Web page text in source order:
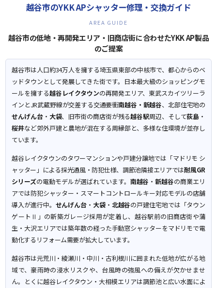
越谷市のYKK APシャッター修理・交換ガイド
AREA GUIDE
越谷市の低地・再開発エリア・旧商店街に合わせたYKK AP製品
のご提案
越谷市は人口約34万人を擁する埼玉県東部の中核市で、都心からのベ
ッドタウンとして発展してきた街です。日本最大級のショッピングモ
ールを擁する越谷レイクタウンの再開発エリア、東武スカイツリーラ
インとJR武蔵野線が交差する交通要衝南越谷・新越谷、北部住宅地の
せんげん台・ 大袋、旧市街の商店街が残る越谷駅周辺、そして荻島 ・
桜井など郊外戸建と農地が混在する周縁部と、多様な住環境が並存し
ています。
越谷レイクタウンのタワーマンションや戸建分譲地では「マドリモ シ
ャッター」による採光通風・防犯仕様、調節池隣接エリアでは耐風GR
シリーズの電動モデルが選ばれています。 南越谷 ・新越谷の商業エリ
アでは防犯シャッター・スマートコントロールキー対応モデルの店舗
導入が進行中。 せんげん台 ・ 大袋・ 北越谷の戸建住宅地では「タウン
ゲートⅡ」の新築ガレージ採用が定着し、越谷駅前の旧商店街や蒲
生・大沢エリアでは築年数の経った手動窓シャッターをマドリモで電
動化するリフォーム需要が拡大しています。
越谷市は元荒川・綾瀬川・中川・古利根川に囲まれた低地が広がる地
域で、豪雨時の浸水リスクや、台風時の強風への備えが欠かせませ
ん。とくに越谷レイクタウン・大相模エリアは調節池と広い水面によ